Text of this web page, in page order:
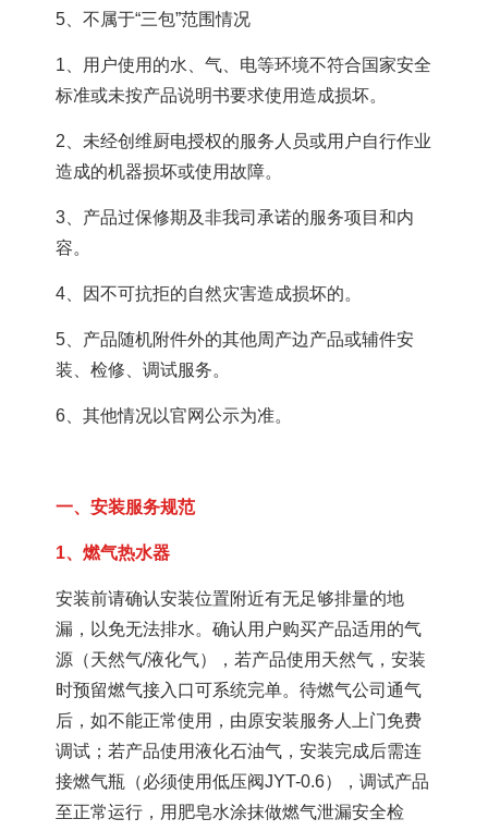
5、不属于“三包”范围情况
1、用户使用的水、气、电等环境不符合国家安全
标准或未按产品说明书要求使用造成损坏。
2、未经创维厨电授权的服务人员或用户自行作业
造成的机器损坏或使用故障。
3、产品过保修期及非我司承诺的服务项目和内
容。
4、因不可抗拒的自然灾害造成损坏的。
5、产品随机附件外的其他周产边产品或辅件安
装、检修、调试服务。
6、其他情况以官网公示为准。
一、安装服务规范
1、燃气热水器
安装前请确认安装位置附近有无足够排量的地
漏，以免无法排水。确认用户购买产品适用的气
源（天然气/液化气），若产品使用天然气，安装
时预留燃气接入口可系统完单。待燃气公司通气
后，如不能正常使用，由原安装服务人上门免费
调试；若产品使用液化石油气，安装完成后需连
接燃气瓶（必须使用低压阀JYT-0.6），调试产品
至正常运行，用肥皂水涂抹做燃气泄漏安全检